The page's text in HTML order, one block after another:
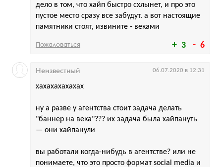
3 6
дело в том, что хайп быстро схлынет, и про это
пустое место сразу все забудут. а вот настоящие
памятники стоят, извините - веками
Пожаловаться
хахахахахахах
ну а разве у агентства стоит задача делать
"баннер на века"??? их задача была хайпануть
— они хайпанули
вы работали когда-нибудь в агентстве? или не
понимаете, что это просто формат social media и
Неизвестный 06.07.2020 в 12:31